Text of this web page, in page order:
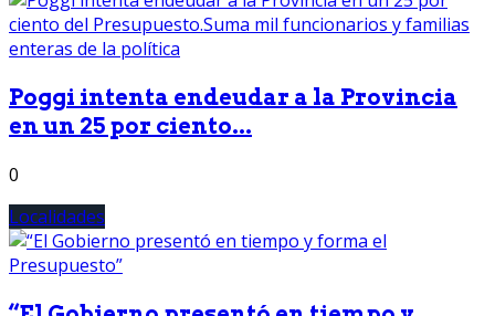
Poggi intenta endeudar a la Provincia
en un 25 por ciento...
0
Localidades